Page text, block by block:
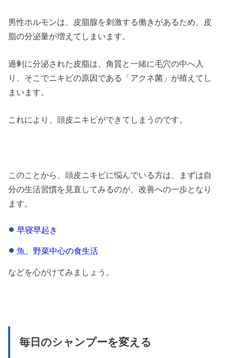
男性ホルモンは、皮脂腺を刺激する働きがあるため、皮
脂の分泌量が増えてしまいます。
過剰に分泌された皮脂は、角質と一緒に毛穴の中へ入
り、そこでニキビの原因である「アクネ菌」が殖えてし
まいます。
これにより、頭皮ニキビができてしまうのです。
このことから、頭皮ニキビに悩んでいる方は、まずは自
分の生活習慣を見直してみるのが、改善への一歩となり
ます。
早寝早起き
魚、野菜中心の食生活
などを心がけてみましょう。
毎日のシャンプーを変える